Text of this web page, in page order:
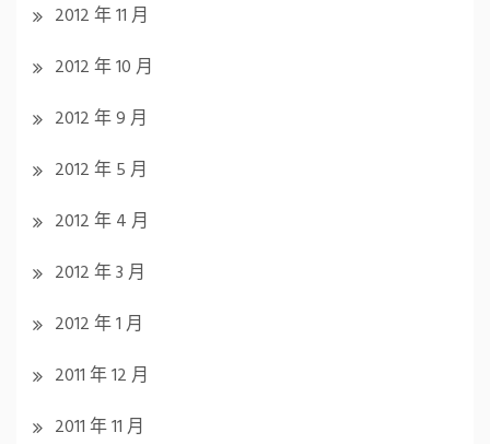
2012 年 11 月
2012 年 10 月
2012 年 9 月
2012 年 5 月
2012 年 4 月
2012 年 3 月
2012 年 1 月
2011 年 12 月
2011 年 11 月